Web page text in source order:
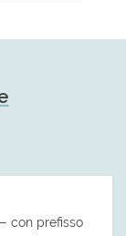
con prefisso